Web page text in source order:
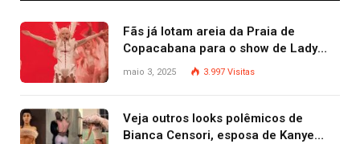
Fãs já lotam areia da Praia de
Copacabana para o show de Lady
Gaga
maio 3, 2025 3.997 Visitas
Veja outros looks polêmicos de
Bianca Censori, esposa de Kanye